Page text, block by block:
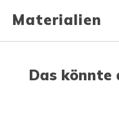
Materialien
Das könnte